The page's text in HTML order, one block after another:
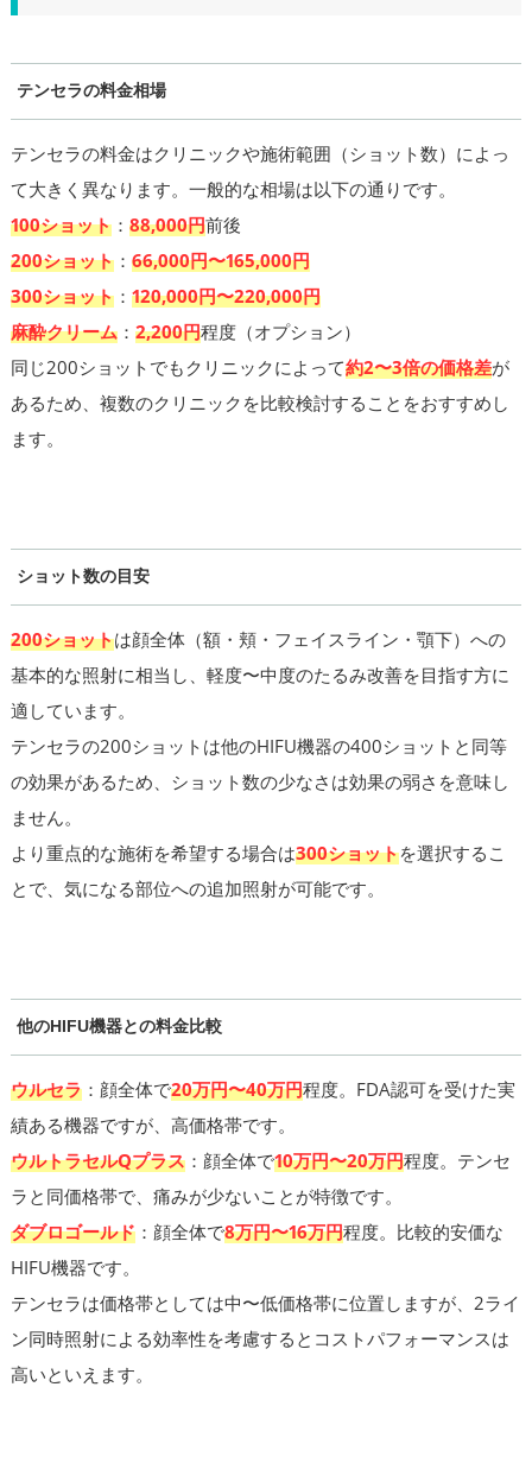
テンセラの料金相場
テンセラの料金はクリニックや施術範囲（ショット数）によっ
て大きく異なります。一般的な相場は以下の通りです。
100ショット： 88,000円前後
200ショット： 66,000円〜165,000円
300ショット： 120,000円〜220,000円
麻酔クリーム： 2,200円程度（オプション）
同じ200ショットでもクリニックによって約2〜3倍の価格差が
あるため、複数のクリニックを比較検討することをおすすめし
ます。
ショット数の目安
200ショットは顔全体（額・頬・フェイスライン・顎下）への
基本的な照射に相当し、軽度〜中度のたるみ改善を目指す方に
適しています。
テンセラの200ショットは他のHIFU機器の400ショットと同等
の効果があるため、ショット数の少なさは効果の弱さを意味し
ません。
より重点的な施術を希望する場合は300ショットを選択するこ
とで、気になる部位への追加照射が可能です。
他のHIFU機器との料金比較
ウルセラ：顔全体で20万円〜40万円程度。FDA認可を受けた実
績ある機器ですが、高価格帯です。
ウルトラセルQプラス：顔全体で10万円〜20万円程度。テンセ
ラと同価格帯で、痛みが少ないことが特徴です。
ダブロゴールド：顔全体で8万円〜16万円程度。比較的安価な
HIFU機器です。
テンセラは価格帯としては中〜低価格帯に位置しますが、2ライ
ン同時照射による効率性を考慮するとコストパフォーマンスは
高いといえます。